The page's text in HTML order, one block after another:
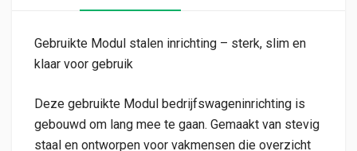
Gebruikte Modul stalen inrichting – sterk, slim en
klaar voor gebruik
Deze gebruikte Modul bedrijfswageninrichting is
gebouwd om lang mee te gaan. Gemaakt van stevig
staal en ontworpen voor vakmensen die overzicht